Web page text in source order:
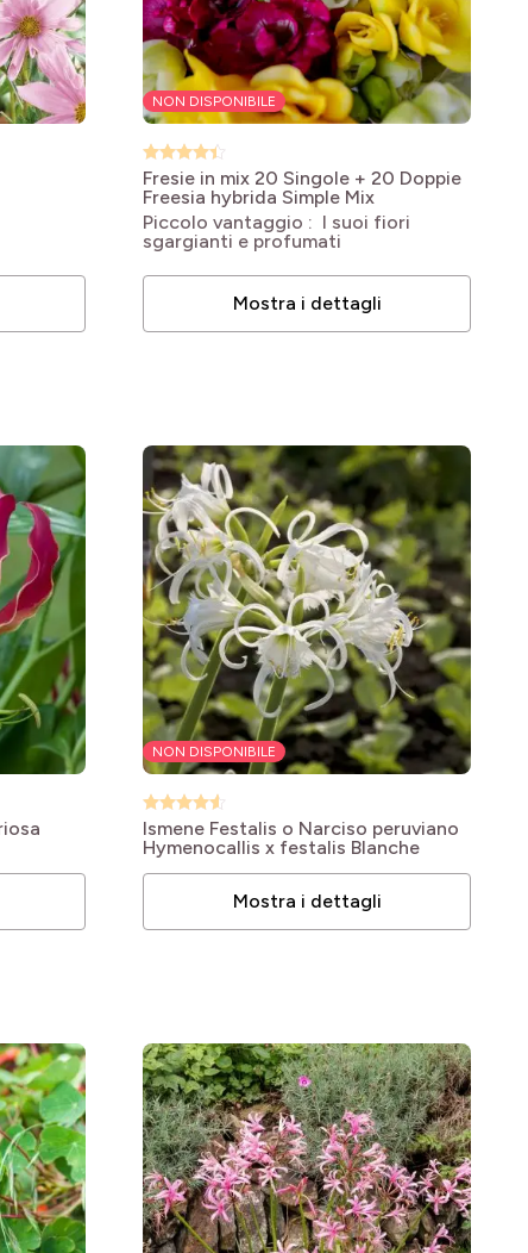
NON DISPONIBILE
Fresie in mix 20 Singole + 20 Doppie
Freesia hybrida Simple Mix
Piccolo vantaggio : I suoi fiori
sgargianti e profumati
Mostra i dettagli
NON DISPONIBILE
Ismene Festalis o Narciso peruviano
Hymenocallis x festalis Blanche
Mostra i dettagli